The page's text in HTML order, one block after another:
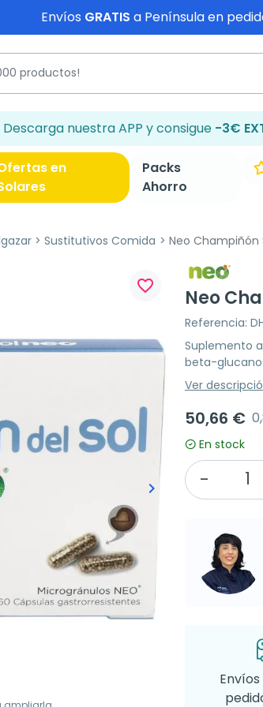
Envíos GRATIS a Península en
Descarga nuestra APP y consigue -3€
en
Packs
Ahorro
Sustitutivos Comida Neo Champiñón
Siguiente
keyboard_arrow_right
favorite_border
Neo
Referencia:
Suplemento
beta-
Ver
50,66 €
En stock